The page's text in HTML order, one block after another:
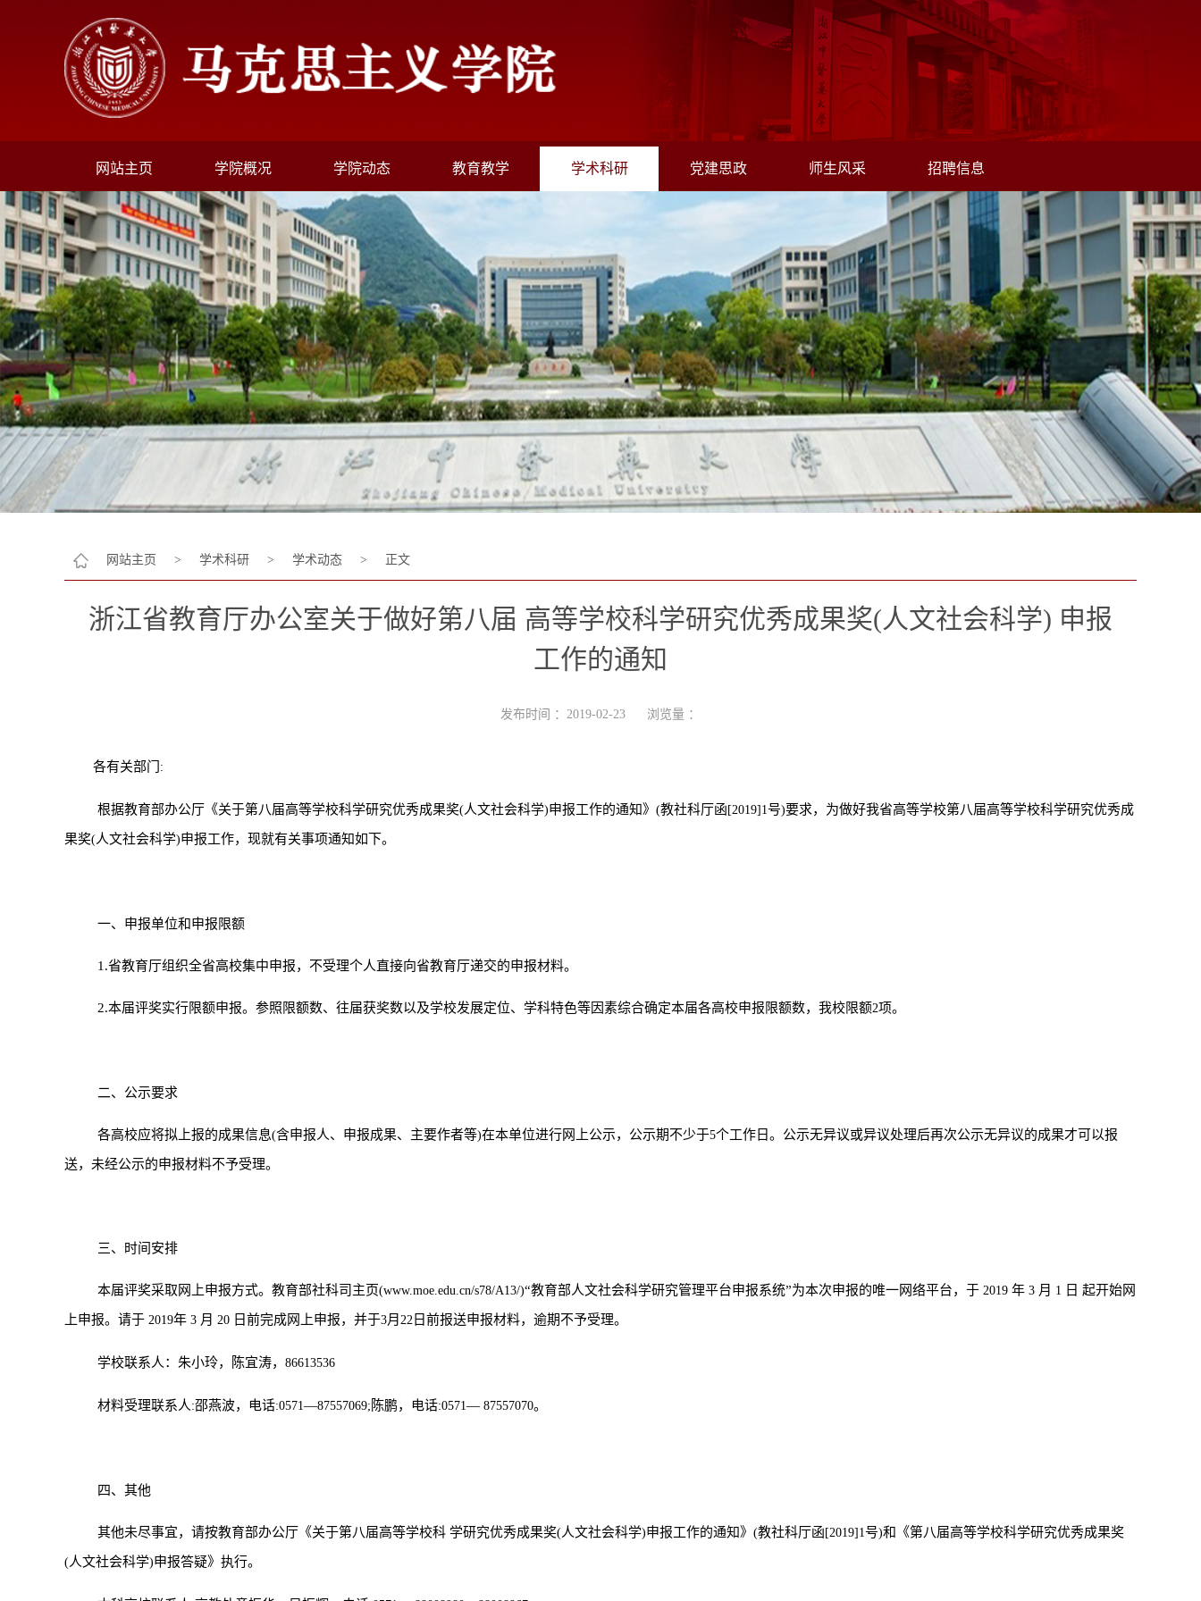
网站主页 学院概况 学院动态 教育教学 学术科研 党建思政 师生风采 招聘信息
网站主页 > 学术科研 > 学术动态 > 正文
浙江省教育厅办公室关于做好第八届 高等学校科学研究优秀成果奖(人文社会科学) 申报
工作的通知
发布时间 ：2019-02-23 浏览量 ：
各有关部门 :
根据教育部办公厅《关于第八届高等学校科学研究优秀成果奖(人文社会科学)申报工作的通知》 (教社科厅函 [2019]1号)要求，为做好我省高等学校第八届高等学校科学研究优秀成
果奖(人文社会科学)申报工作，现就有关事项通知如下。
一、申报单位和申报限额
1.省教育厅组织全省高校集中申报，不受理个人直接向省教育厅递交的申报材料。
2.本届评奖实行限额申报。参照限额数、往届获奖数以及学校发展定位、学科特色等因素综合确定本届各高校申报限额数，我校限额2项。
二、公示要求
各高校应将拟上报的成果信息(含申报人、申报成果、主要作者等)在本单位进行网上公示，公示期不少于5个工作日。公示无异议或异议处理后再次公示无异议的成果才可以报
送，未经公示的申报材料不予受理。
三、时间安排
本届评奖采取网上申报方式。教育部社科司主页(www.moe.edu.cn/s78/A13/)“教育部人文社会科学研究管理平台申报系统”为本次申报的唯一网络平台，于 2019 年 3 月 1 日 起开始网
上申报。请于 2019年 3 月 20 日前完成网上申报，并于3月 22 日前报送申报材料，逾期不予受理。
学校联系人：朱小玲，陈宜涛， 86613536
材料受理联系人 :邵燕波，电话:0571―87557069; 陈鹏，电话:0571― 87557070。
四、其他
其他未尽事宜，请按教育部办公厅《关于第八届高等学校科 学研究优秀成果奖(人文社会科学)申报工作的通知》 (教社科厅函 [2019]1号)和《第八届高等学校科学研究优秀成果奖
(人文社会科学)申报答疑》执行。